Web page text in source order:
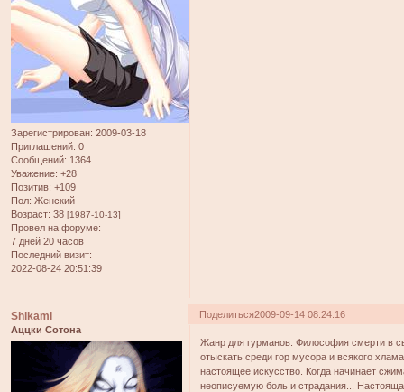
Зарегистрирован: 2009-03-18
Приглашений: 0
Сообщений: 1364
Уважение: +28
Позитив: +109
Пол: Женский
Возраст: 38 [1987-10-13]
Провел на форуме:
7 дней 20 часов
Последний визит:
2022-08-24 20:51:39
Поделиться2009-09-14 08:24:16
Shikami
Аццки Сотона
Жанр для гурманов. Философия смерти в
отыскать среди гор мусора и всякого
настоящее искусство. Когда начинает
неописуемую боль и страдания...